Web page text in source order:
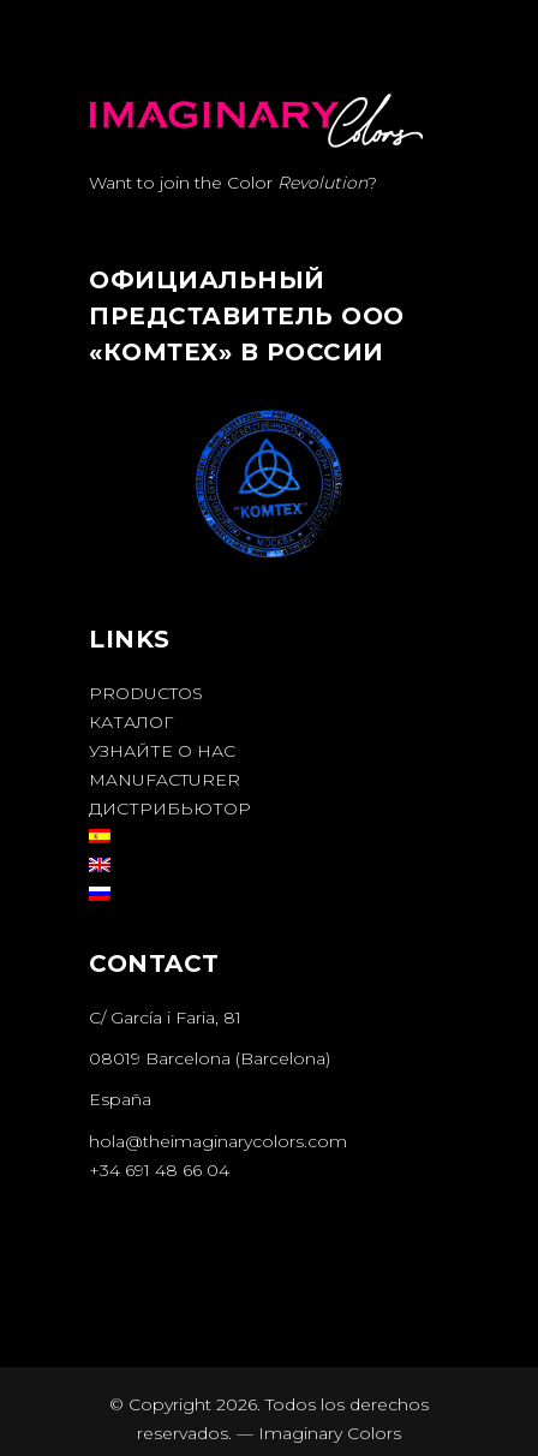
Want to join the Color Revolution?
ОФИЦИАЛЬНЫЙ
ПРЕДСТАВИТЕЛЬ ООО
«КОМТЕХ» В РОССИИ
LINKS
PRODUCTOS
КАТАЛОГ
УЗНАЙТЕ О НАС
MANUFACTURER
ДИСТРИБЬЮТОР
CONTACT
C/ García i Faria, 81
08019 Barcelona (Barcelona)
España
hola@theimaginarycolors.com
+34 691 48 66 04
© Copyright 2026. Todos los derechos
reservados. — Imaginary Colors